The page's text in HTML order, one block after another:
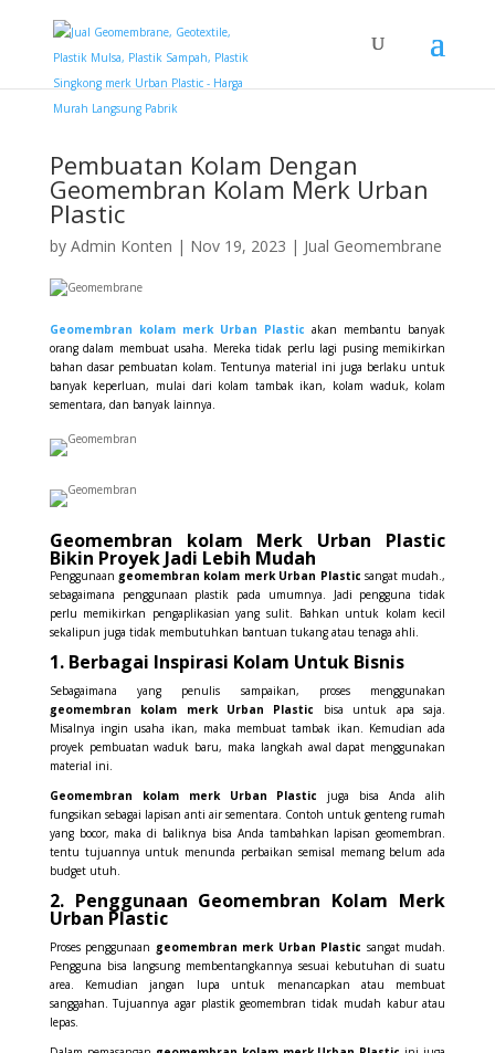
Pembuatan Kolam Dengan
Geomembran Kolam Merk Urban
Plastic
by Admin Konten | Nov 19, 2023 | Jual Geomembrane
Geomembran kolam merk Urban Plastic akan membantu banyak
orang dalam membuat usaha. Mereka tidak perlu lagi pusing memikirkan
bahan dasar pembuatan kolam. Tentunya material ini juga berlaku untuk
banyak keperluan, mulai dari kolam tambak ikan, kolam waduk, kolam
sementara, dan banyak lainnya.
Geomembran kolam Merk Urban Plastic
Bikin Proyek Jadi Lebih Mudah
Penggunaan geomembran kolam merk Urban Plastic sangat mudah.,
sebagaimana penggunaan plastik pada umumnya. Jadi pengguna tidak
perlu memikirkan pengaplikasian yang sulit. Bahkan untuk kolam kecil
sekalipun juga tidak membutuhkan bantuan tukang atau tenaga ahli.
1. Berbagai Inspirasi Kolam Untuk Bisnis
Sebagaimana yang penulis sampaikan, proses menggunakan
geomembran kolam merk Urban Plastic
bisa untuk apa saja.
Misalnya ingin usaha ikan, maka membuat tambak ikan. Kemudian ada
proyek pembuatan waduk baru, maka langkah awal dapat menggunakan
material ini.
Geomembran kolam merk Urban Plastic
juga bisa Anda alih
fungsikan sebagai lapisan anti air sementara. Contoh untuk genteng rumah
yang bocor, maka di baliknya bisa Anda tambahkan lapisan geomembran.
tentu tujuannya untuk menunda perbaikan semisal memang belum ada
budget utuh.
2. Penggunaan Geomembran Kolam Merk
Urban Plastic
Proses penggunaan geomembran merk Urban Plastic sangat mudah.
Pengguna bisa langsung membentangkannya sesuai kebutuhan di suatu
area. Kemudian jangan lupa untuk menancapkan atau membuat
sanggahan. Tujuannya agar plastik geomembran tidak mudah kabur atau
lepas.